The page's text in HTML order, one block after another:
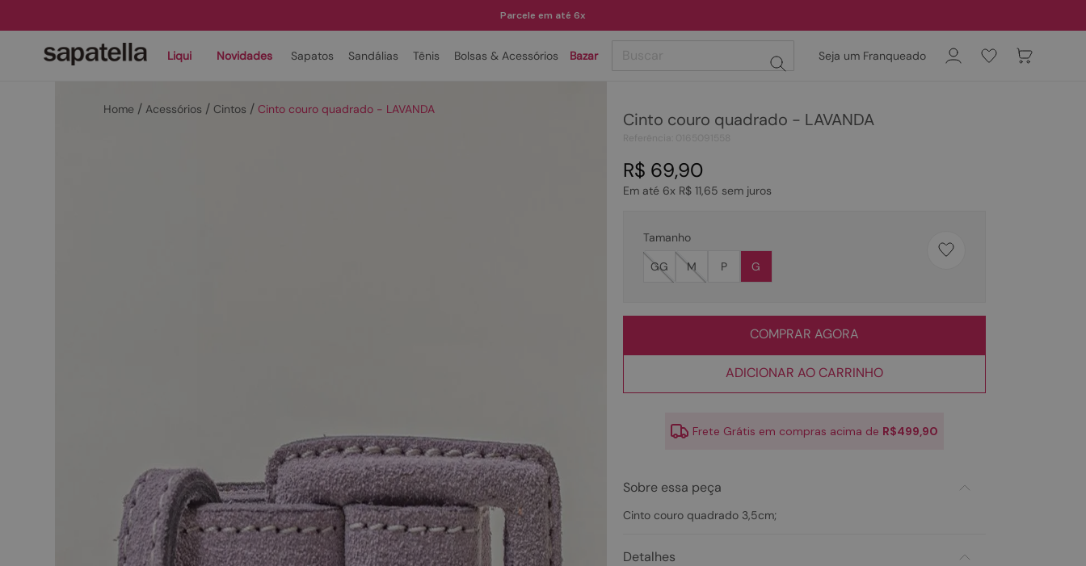
Parcele em até 6x
Liqui Novidades Sapatos Sandálias Tênis Bolsas & Acessórios Bazar Seja um Franqueado
Acessórios Cintos Cinto couro quadrado - LAVANDA Cinto couro quadrado - LAVANDA
R$ 69,90
Em até 6x R$ 11,65 sem juros
Tamanho
GG
M P G
COMPRAR AGORA
ADICIONAR AO CARRINHO
Frete Grátis em compras acima de R$499,90
Sobre essa peça
Cinto couro quadrado 3,5cm;
Detalhes
sapatilha